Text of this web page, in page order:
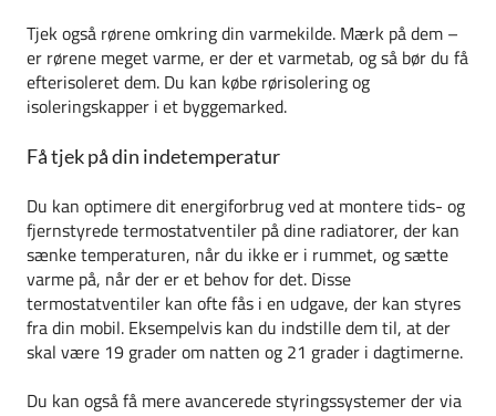
Tjek også rørene omkring din varmekilde. Mærk på dem –
er rørene meget varme, er der et varmetab, og så bør du få
efterisoleret dem. Du kan købe rørisolering og
isoleringskapper i et byggemarked.
Få tjek på din indetemperatur
Du kan optimere dit energiforbrug ved at montere tids- og
fjernstyrede termostatventiler på dine radiatorer, der kan
sænke temperaturen, når du ikke er i rummet, og sætte
varme på, når der er et behov for det. Disse
termostatventiler kan ofte fås i en udgave, der kan styres
fra din mobil. Eksempelvis kan du indstille dem til, at der
skal være 19 grader om natten og 21 grader i dagtimerne.
Du kan også få mere avancerede styringssystemer der via